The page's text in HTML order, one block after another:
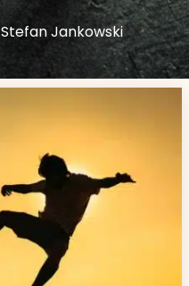
Stefan Jankowski